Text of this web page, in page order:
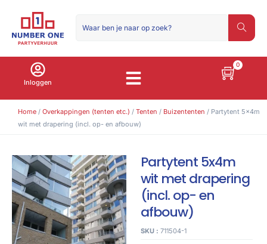
Inloggen
0
Home / Overkappingen (tenten etc.) / Tenten / Buizententen / Partytent 5x4m
wit met drapering (incl. op- en afbouw)
Partytent 5x4m
wit met drapering
(incl. op- en
afbouw)
SKU : 711504-1